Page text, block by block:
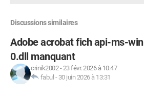
Discussions similaires
Adobe acrobat fich api-ms-
0.dll manquant
crinik2002-23 févr. 2026 à 10:47
fabul - 30 juin 2026 à 13:31